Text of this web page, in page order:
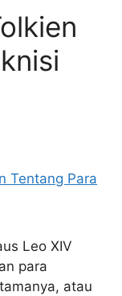
Leo XIV
para
atau